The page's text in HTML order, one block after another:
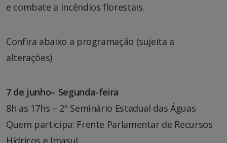
e combate a incêndios florestais.
Confira abaixo a programação (sujeita a
alterações)
7 de junho– Segunda-feira
8h as 17hs – 2º Seminário Estadual das Águas
Quem participa: Frente Parlamentar de Recursos
Hídricos e Imasul.